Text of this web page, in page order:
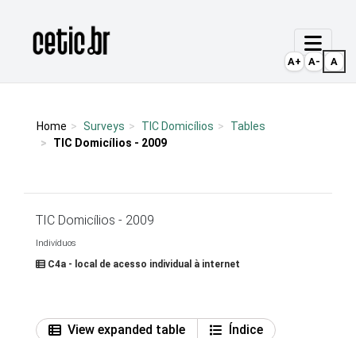
Página inicial
Home Surveys TIC Domicílios
Tables
TIC Domicílios - 2009
TIC Domicílios - 2009
Indivíduos
C4a - local de acesso individual à internet
View expanded table
Índice
A+ A- A